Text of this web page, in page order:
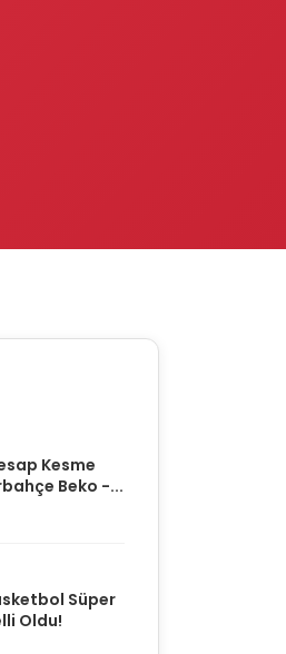
Kesme
Beko -...
Süper
Oldu!